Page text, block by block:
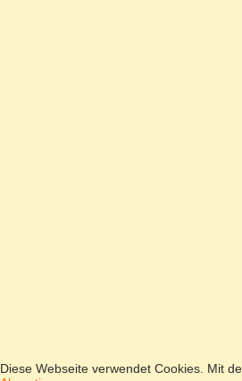
Diese Webseite verwendet Cookies. Mit